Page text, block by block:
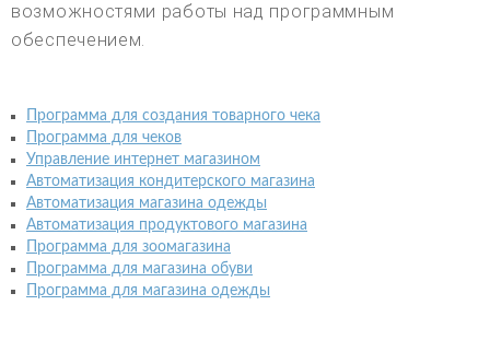
возможностями работы над программным
обеспечением.
Программа для создания товарного чека
Программа для чеков
Управление интернет магазином
Автоматизация кондитерского магазина
Автоматизация магазина одежды
Автоматизация продуктового магазина
Программа для зоомагазина
Программа для магазина обуви
Программа для магазина одежды